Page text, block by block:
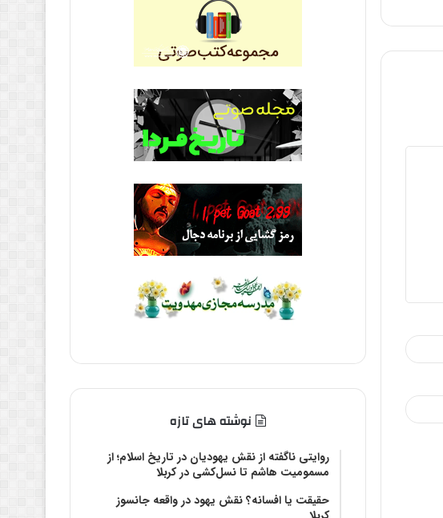
نوشته های تازه
روایتی ناگفته از نقش یهودیان در تاریخ اسلام؛ از
مسمومیت هاشم تا نسل‌کشی در کربلا
حقیقت یا افسانه؟‌ نقش یهود در واقعه جانسوز